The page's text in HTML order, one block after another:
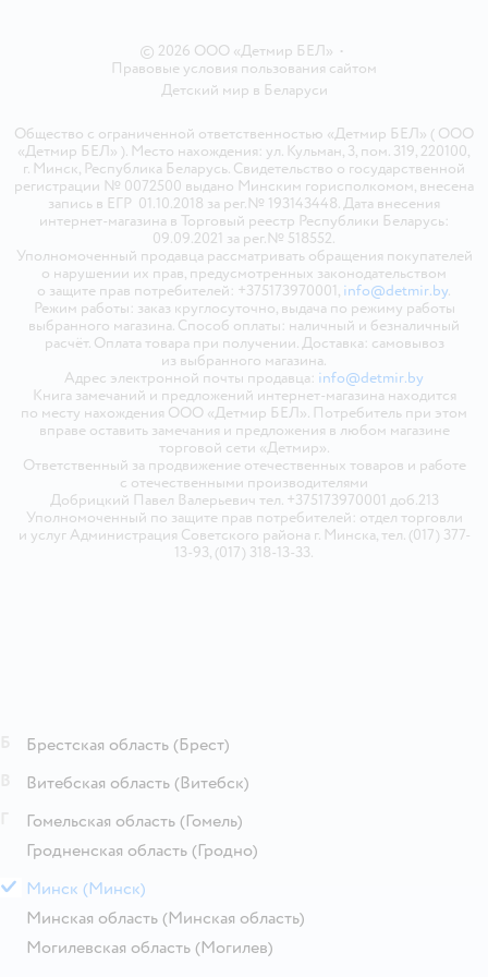
© 2026 ООО «Детмир БЕЛ» •
Правовые условия пользования сайтом
Детский мир в Беларуси
Общество с ограниченной ответственностью «Детмир БЕЛ» ( ООО
«Детмир БЕЛ» ). Место нахождения: ул. Кульман, 3, пом. 319, 220100,
г. Минск, Республика Беларусь. Свидетельство о государственной
регистрации № 0072500 выдано Минским горисполкомом, внесена
запись в ЕГР 01.10.2018 за рег.№ 193143448. Дата внесения
интернет-магазина в Торговый реестр Республики Беларусь:
09.09.2021 за рег.№ 518552.
Уполномоченный продавца рассматривать обращения покупателей
о нарушении их прав, предусмотренных законодательством
о защите прав потребителей: +375173970001, info@detmir.by.
Режим работы: заказ круглосуточно, выдача по режиму работы
выбранного магазина. Способ оплаты: наличный и безналичный
расчёт. Оплата товара при получении. Доставка: самовывоз
из выбранного магазина.
Адрес электронной почты продавца: info@detmir.by
Книга замечаний и предложений интернет-магазина находится
по месту нахождения ООО «Детмир БЕЛ». Потребитель при этом
вправе оставить замечания и предложения в любом магазине
торговой сети «Детмир».
Ответственный за продвижение отечественных товаров и работе
с отечественными производителями
Добрицкий Павел Валерьевич тел. +375173970001 доб.213
Уполномоченный по защите прав потребителей: отдел торговли
и услуг Администрация Советского района г. Минска, тел. (017) 377-
13-93, (017) 318-13-33.
Брестская область (Брест)
Витебская область (Витебск)
Гомельская область (Гомель)
Гродненская область (Гродно)
М Минск (Минск)
Минская область (Минская область)
Могилевская область (Могилев)